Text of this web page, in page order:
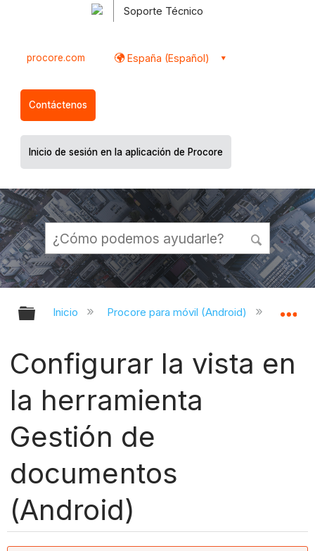
Soporte Técnico
procore.com España (Español)
Contáctenos
Inicio de sesión en la aplicación de Procore
Expandir/contraer jerarquía global
Inicio Procore para móvil (Android)
Configurar la vista en
la herramienta
Gestión de
documentos
(Android)